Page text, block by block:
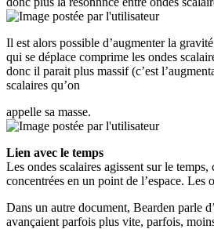
Il est alors possible d’augmenter la
qui se déplace comprime les ondes
donc il parait plus massif (c’est
scalaires qu’on
appelle sa masse.
Lien avec le temps
Les ondes scalaires agissent sur le
concentrées en un point de l’espace. Les
Dans un autre document, Bearden parle
avançaient parfois plus vite, parfois,